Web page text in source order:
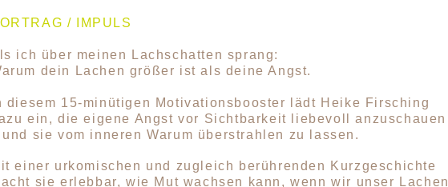
/ IMPULS
ich über meinen Lachschatten sprang:
dein Lachen größer ist als deine Angst.
diesem 15-minütigen Motivationsbooster lädt Heike Firsching
ein, die eigene Angst vor Sichtbarkeit liebevoll anzuschauen
und sie vom inneren Warum überstrahlen zu lassen.
einer urkomischen und zugleich berührenden Kurzgeschichte
sie erlebbar, wie Mut wachsen kann, wenn wir unser Lachen